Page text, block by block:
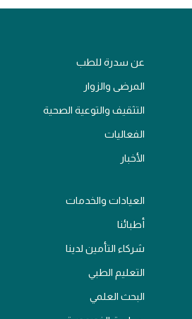
عن سدرة للطب
المرضى والزوار
التثقيف والتوعية الصحية
الفعاليات
الأخبار
العيادات والخدمات
أطبائنا
شركاء التأمين لدينا
التعليم الطبي
البحث العلمي